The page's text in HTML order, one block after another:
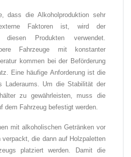
dass die Alkoholproduktion sehr
Faktoren ist, wird der
diesen Produkten verwendet.
Fahrzeuge mit konstanter
kommen bei der Beförderung
Eine häufige Anforderung ist die
Laderaums. Um die Stabilität der
zu gewährleisten, muss die
dem Fahrzeug befestigt werden.
mit alkoholischen Getränken vor
die dann auf Holzpaletten
platziert werden. Damit die